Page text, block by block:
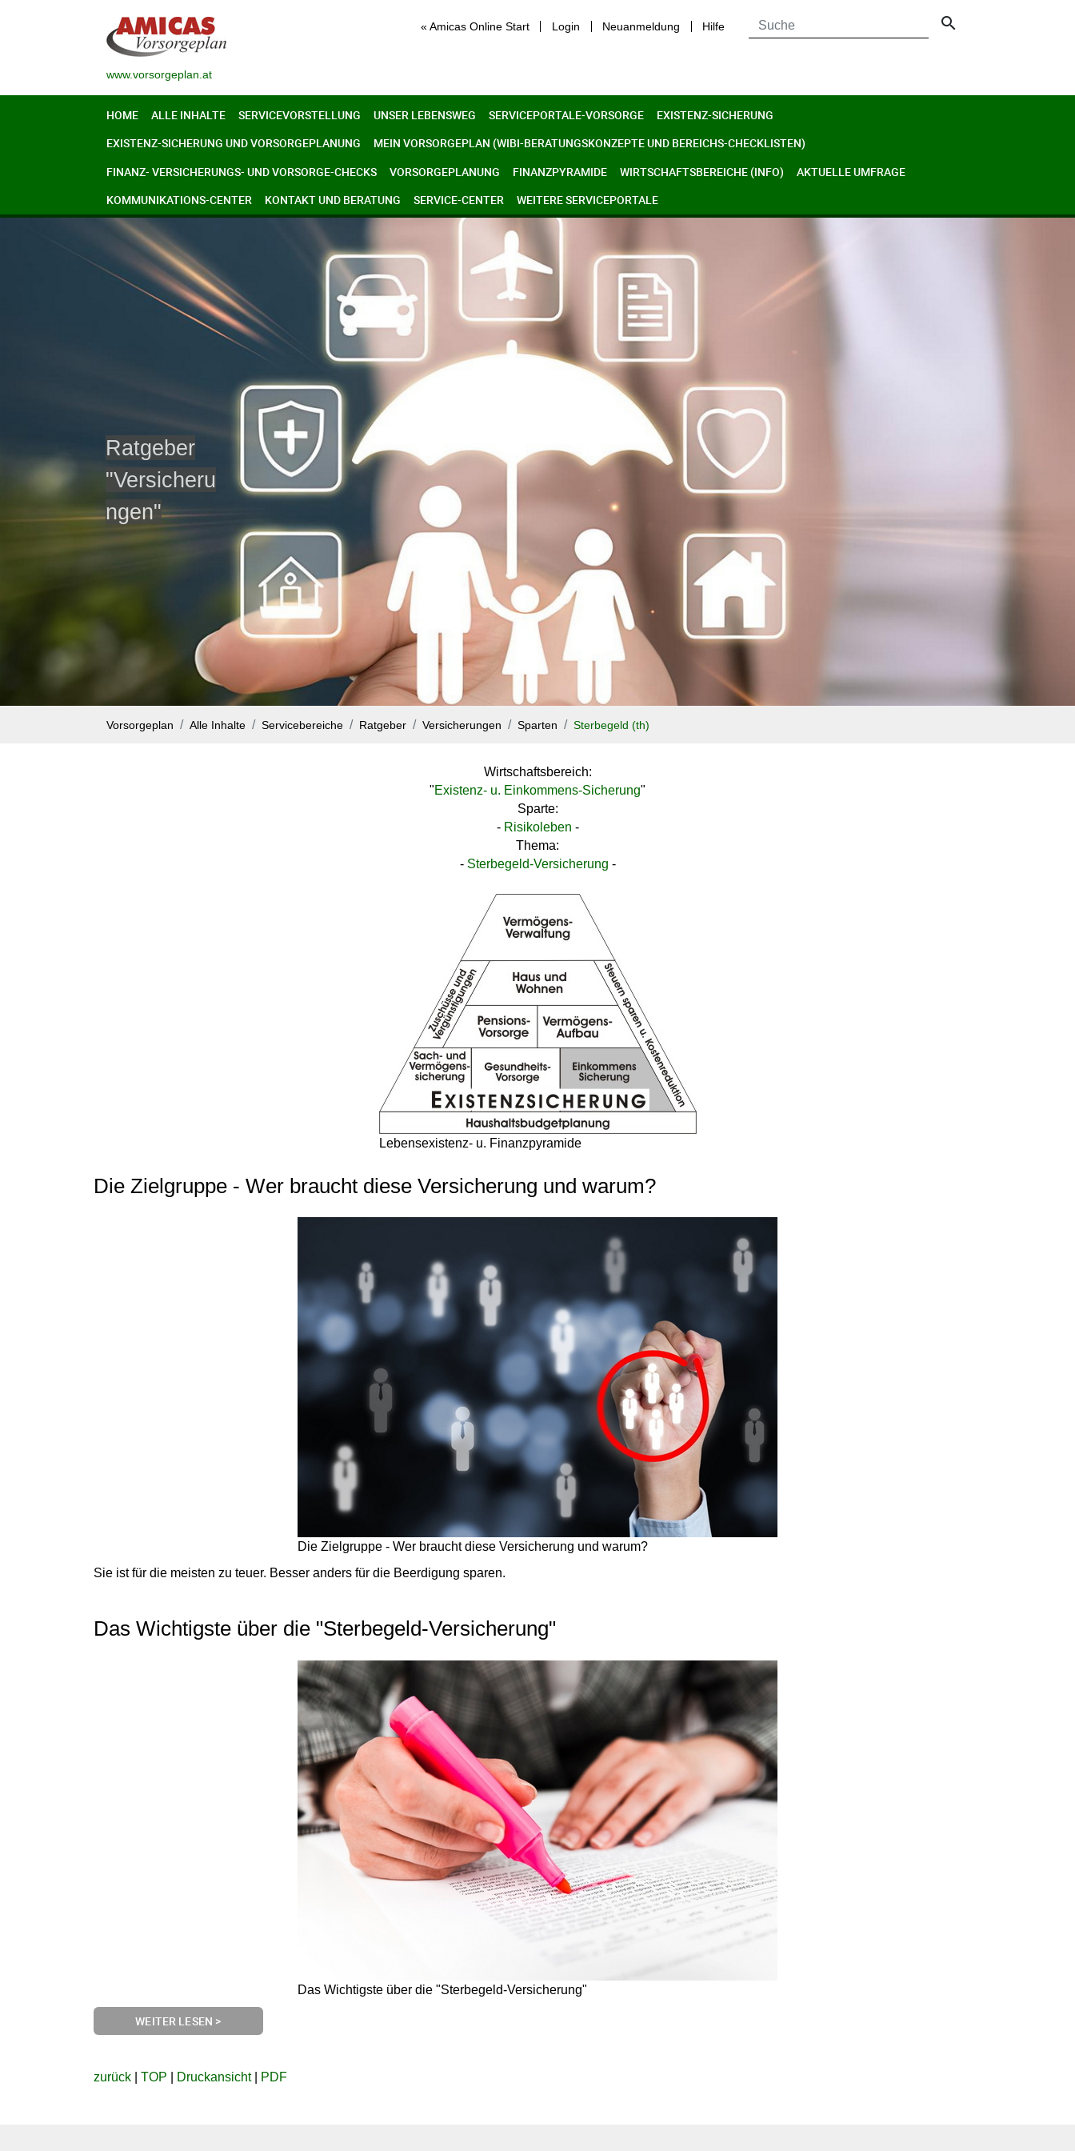
« Amicas Online Start Login Neuanmeldung Hilfe search
www.vorsorgeplan.at
HOME ALLE INHALTE SERVICEVORSTELLUNG UNSER LEBENSWEG SERVICEPORTALE-VORSORGE
EXISTENZ-SICHERUNG
EXISTENZ-SICHERUNG UND VORSORGEPLANUNG
MEIN VORSORGEPLAN (WIBI-BERATUNGSKONZEPTE UND BEREICHS-CHECKLISTEN)
FINANZ- VERSICHERUNGS- UND VORSORGE-CHECKS
VORSORGEPLANUNG FINANZPYRAMIDE WIRTSCHAFTSBEREICHE (INFO)
AKTUELLE UMFRAGE
KOMMUNIKATIONS-CENTER
KONTAKT UND BERATUNG SERVICE-CENTER WEITERE SERVICEPORTALE
Ratgeber
"Versicheru
ngen"
Vorsorgeplan Alle Inhalte Servicebereiche Ratgeber Versicherungen Sparten Sterbegeld (th)
Wirtschaftsbereich:
"Existenz- u. Einkommens-Sicherung"
Sparte:
- Risikoleben -
Thema:
- Sterbegeld-Versicherung -
Lebensexistenz- u. Finanzpyramide
Die Zielgruppe - Wer braucht diese Versicherung und warum?
Die Zielgruppe - Wer braucht diese Versicherung und warum?
Sie ist für die meisten zu teuer. Besser anders für die Beerdigung sparen.
Das Wichtigste über die "Sterbegeld-Versicherung"
Das Wichtigste über die "Sterbegeld-Versicherung"
WEITER LESEN >
zurück TOP Druckansicht| PDF